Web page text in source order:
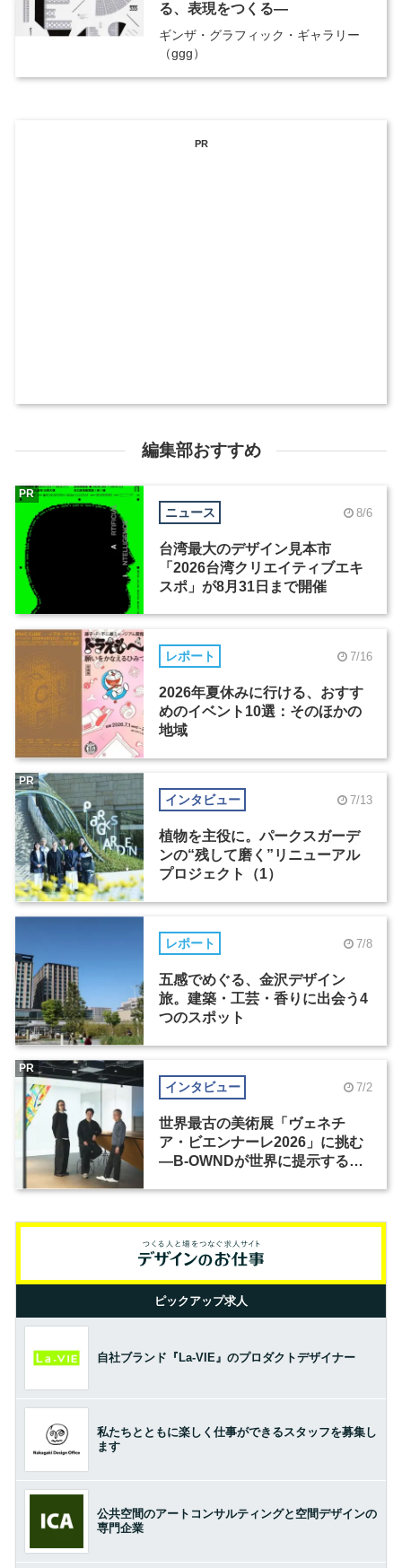
る、表現をつくる―
ギンザ・グラフィック・ギャラリー
（ggg）
PR
編集部おすすめ
ニュース 8/6
台湾最大のデザイン見本市
「2026台湾クリエイティブエキ
スポ」が8月31日まで開催
PR
レポート 7/16
2026年夏休みに行ける、おすす
めのイベント10選：そのほかの
地域
インタビュー 7/13
植物を主役に。パークスガーデ
ンの“残して磨く”リニューアル
プロジェクト（1）
PR
レポート 7/8
五感でめぐる、金沢デザイン
旅。建築・工芸・香りに出会う4
つのスポット
インタビュー 7/2
世界最古の美術展「ヴェネチ
ア・ビエンナーレ2026」に挑む
―B-OWNDが世界に提示する美
PR
ピックアップ求人
自社ブランド『La-VIE』のプロダクトデザイナー
私たちとともに楽しく仕事ができるスタッフを募集し
ます
公共空間のアートコンサルティングと空間デザインの
専門企業